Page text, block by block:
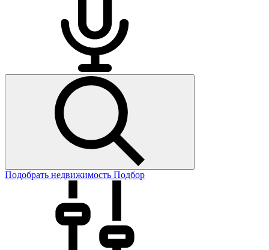
Подобрать недвижимость Подбор